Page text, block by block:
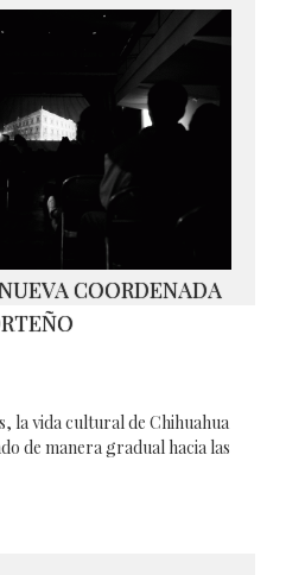
COORDENADA
la vida cultural de Chihuahua
de manera gradual hacia las